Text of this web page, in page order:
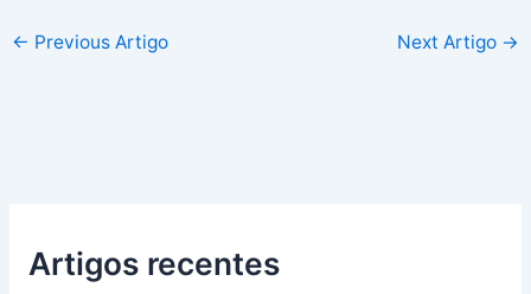
← Previous Artigo Next Artigo →
Artigos recentes